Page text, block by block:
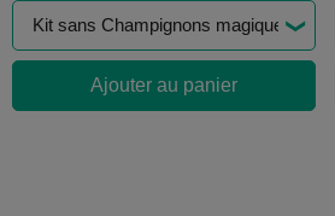
Ajouter au panier